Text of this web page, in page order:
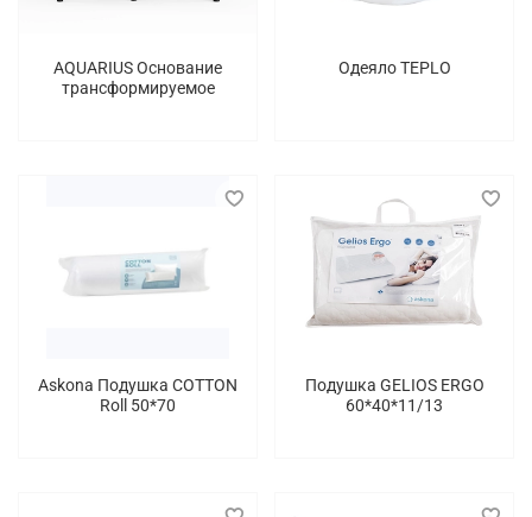
AQUARIUS Основание
трансформируемое
Одеяло TEPLO
Askona Подушка COTTON
Roll 50*70
Подушка GELIOS ERGO
60*40*11/13